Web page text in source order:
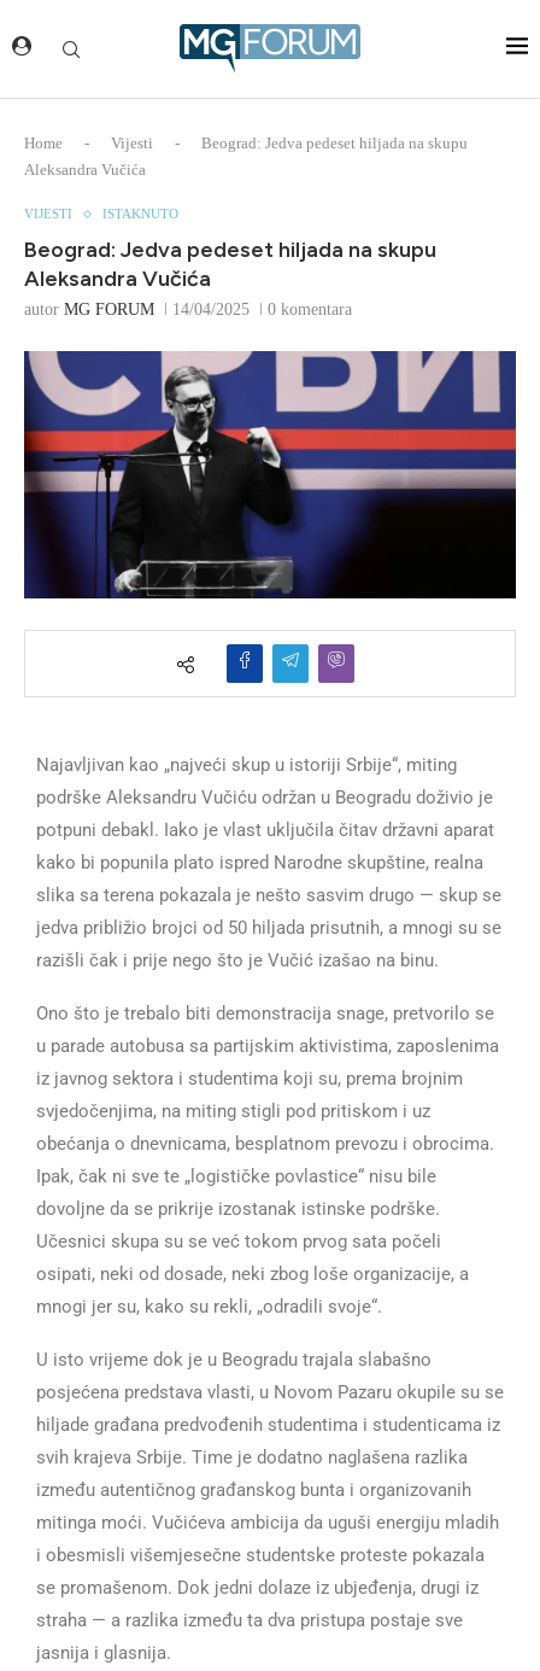
Home - Vijesti -
Beograd: Jedva pedeset hiljada na skupu
Aleksandra Vučića
VIJESTI ISTAKNUTO
Beograd: Jedva pedeset hiljada na skupu
Aleksandra Vučića
autor MG FORUM 14/04/2025 0 komentara
Najavljivan kao „najveći skup u istoriji Srbije“, miting
podrške Aleksandru Vučiću održan u Beogradu doživio je
potpuni debakl. Iako je vlast uključila čitav državni aparat
kako bi popunila plato ispred Narodne skupštine, realna
slika sa terena pokazala je nešto sasvim drugo — skup se
jedva približio brojci od 50 hiljada prisutnih, a mnogi su se
razišli čak i prije nego što je Vučić izašao na binu.
Ono što je trebalo biti demonstracija snage, pretvorilo se
u parade autobusa sa partijskim aktivistima, zaposlenima
iz javnog sektora i studentima koji su, prema brojnim
svjedočenjima, na miting stigli pod pritiskom i uz
obećanja o dnevnicama, besplatnom prevozu i obrocima.
Ipak, čak ni sve te „logističke povlastice“ nisu bile
dovoljne da se prikrije izostanak istinske podrške.
Učesnici skupa su se već tokom prvog sata počeli
osipati, neki od dosade, neki zbog loše organizacije, a
mnogi jer su, kako su rekli, „odradili svoje“.
U isto vrijeme dok je u Beogradu trajala slabašno
posjećena predstava vlasti, u Novom Pazaru okupile su se
hiljade građana predvođenih studentima i studenticama iz
svih krajeva Srbije. Time je dodatno naglašena razlika
između autentičnog građanskog bunta i organizovanih
mitinga moći. Vučićeva ambicija da uguši energiju mladih
i obesmisli višemjesečne studentske proteste pokazala
se promašenom. Dok jedni dolaze iz ubjeđenja, drugi iz
straha — a razlika između ta dva pristupa postaje sve
jasnija i glasnija.